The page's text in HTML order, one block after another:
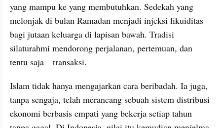
yang mampu ke yang membutuhkan. Sedekah yang
melonjak di bulan Ramadan menjadi injeksi likuiditas
bagi jutaan keluarga di lapisan bawah. Tradisi
silaturahmi mendorong perjalanan, pertemuan, dan
tentu saja—transaksi.
Islam tidak hanya mengajarkan cara beribadah. Ia juga,
tanpa sengaja, telah merancang sebuah sistem distribusi
ekonomi berbasis empati yang bekerja setiap tahun